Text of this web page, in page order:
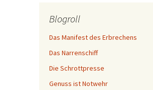
Blogroll
Das Manifest des Erbrechens
Das Narrenschiff
Die Schrottpresse
Genuss ist Notwehr